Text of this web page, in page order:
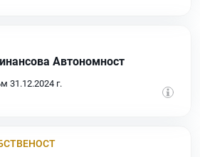
Автономност
31.12.2024 г.